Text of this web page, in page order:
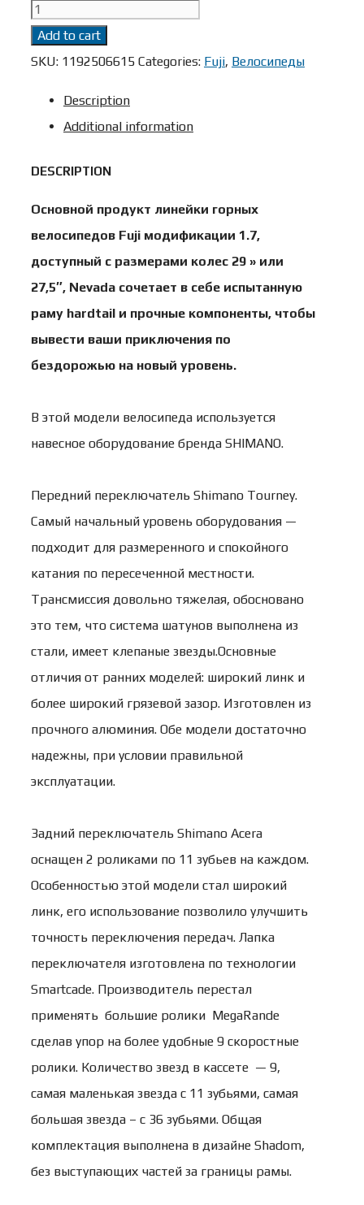
27,5"
Fuji
NEVADA
р.15/
Чёрный
27,5"
quantity
Add to cart
SKU: 1192506615 Categories: Fuji, Велосипеды
Description
Additional information
DESCRIPTION
Основной продукт линейки горных
велосипедов Fuji модификации 1.7,
доступный с размерами колес 29 » или
27,5″, Nevada сочетает в себе испытанную
раму hardtail и прочные компоненты, чтобы
вывести ваши приключения по
бездорожью на новый уровень.
В этой модели велосипеда используется
навесное оборудование бренда SHIMANO.
Передний переключатель Shimаnо Тоurnеy.
Самый начальный уровень оборудования —
подходит для размеренного и спокойного
катания по пересеченной местности.
Трансмиссия довольно тяжелая, обосновано
это тем, что система шатунов выполнена из
стали, имеет клепаные звезды.Основные
отличия от ранних моделей: широкий линк и
более широкий грязевой зазор. Изготовлен из
прочного алюминия. Обе модели достаточно
надежны, при условии правильной
эксплуатации.
Задний переключатель Shimano Acera
оснащен 2 роликами по 11 зубьев на каждом.
Особенностью этой модели стал широкий
линк, его использование позволило улучшить
точность переключения передач. Лапка
переключателя изготовлена по технологии
Smartcade. Производитель перестал
применять большие ролики MegaRande
сделав упор на более удобные 9 скоростные
ролики. Количество звезд в кассете — 9,
самая маленькая звезда с 11 зубьями, самая
большая звезда – с 36 зубьями. Общая
комплектация выполнена в дизайне Shadom,
без выступающих частей за границы рамы.